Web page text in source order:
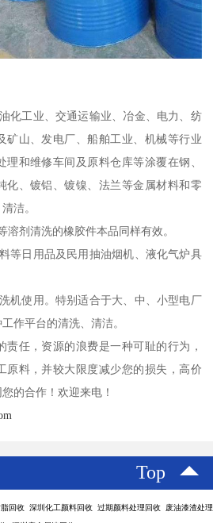
化工业、交通运输业、冶金、电力、纺
矿山、发电厂、船舶工业、机械等行业
和维修车间及原料仓库等涂覆在钢、
化、镀铝、镀镍、法兰等金属材料和零
洁。
溶剂清洗的橡胶件本品同样有效。
等日用品及民用抽油烟机、液化气炉具
机使用。特别适合于大、中、小型电厂
作平台的清洗、清洁。
责任，资源的浪费是一种可耻的行为，
原料，并较大限度减少您的损失，高价
的合作！欢迎来电！
Top
回收 深圳化工颜料回收 过期颜料处理回收 废油漆渣处理